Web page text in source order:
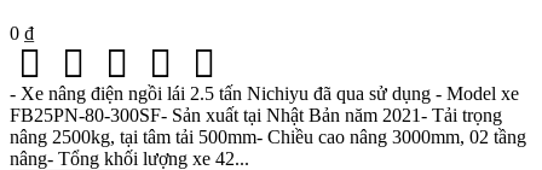
0 ₫
- Xe nâng điện ngồi lái 2.5 tấn Nichiyu đã qua sử dụng - Model xe
FB25PN-80-300SF- Sản xuất tại Nhật Bản năm 2021- Tải trọng
nâng 2500kg, tại tâm tải 500mm- Chiều cao nâng 3000mm, 02 tầng
nâng- Tổng khối lượng xe 42...